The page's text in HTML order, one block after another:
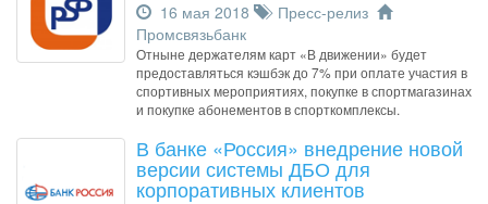
16 мая 2018
Пресс-релиз
Промсвязьбанк
Отныне держателям карт «В движении» будет
предоставляться кэшбэк до 7% при оплате участия в
спортивных мероприятиях, покупке в спортмагазинах
и покупке абонементов в спорткомплексы.
В банке «Россия» внедрение новой
версии системы ДБО для
корпоративных клиентов